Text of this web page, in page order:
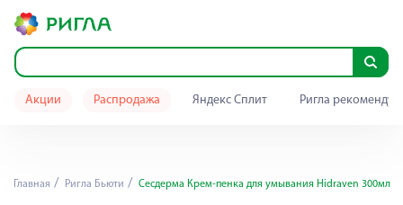
Акции Распродажа Яндекс Сплит Ригла
Главная Ригла Бьюти Сесдерма Крем-пенка для умывания Hidraven 300мл